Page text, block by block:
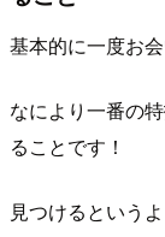
基本的に一度お
なにより一番の
ることです！
見つけるという